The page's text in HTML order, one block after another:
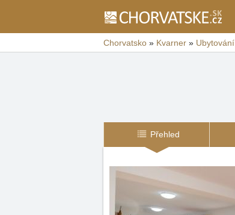
Chorvatsko » Kvarner » Ubytování
Přehled